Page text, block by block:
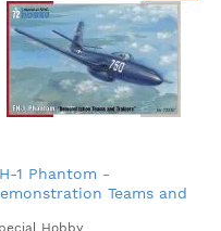
1 Phantom -
Teams and